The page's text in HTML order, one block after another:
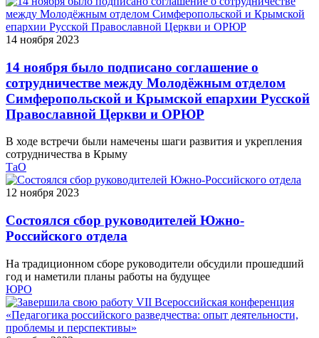
14 ноября 2023
14 ноября было подписано соглашение о
сотрудничестве между Молодёжным отделом
Симферопольской и Крымской епархии Русской
Православной Церкви и ОРЮР
В ходе встречи были намечены шаги развития и укрепления
сотрудничества в Крыму
ТаО
12 ноября 2023
Состоялся сбор руководителей Южно-
Российского отдела
На традиционном сборе руководители обсудили прошедший
год и наметили планы работы на будущее
ЮРО